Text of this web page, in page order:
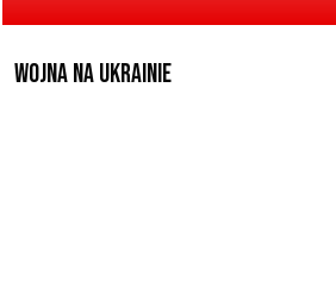
Wojna na Ukrainie